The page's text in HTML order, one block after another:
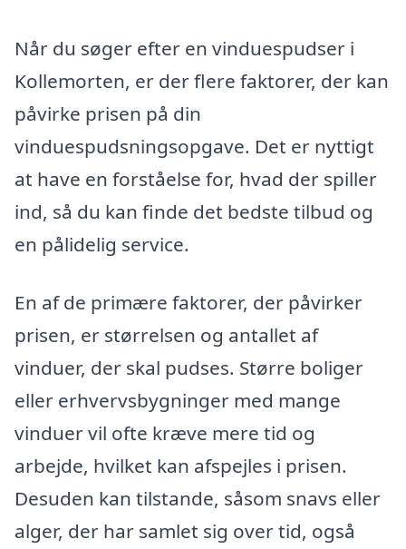
Når du søger efter en vinduespudser i
Kollemorten, er der flere faktorer, der kan
påvirke prisen på din
vinduespudsningsopgave. Det er nyttigt
at have en forståelse for, hvad der spiller
ind, så du kan finde det bedste tilbud og
en pålidelig service.
En af de primære faktorer, der påvirker
prisen, er størrelsen og antallet af
vinduer, der skal pudses. Større boliger
eller erhvervsbygninger med mange
vinduer vil ofte kræve mere tid og
arbejde, hvilket kan afspejles i prisen.
Desuden kan tilstande, såsom snavs eller
alger, der har samlet sig over tid, også